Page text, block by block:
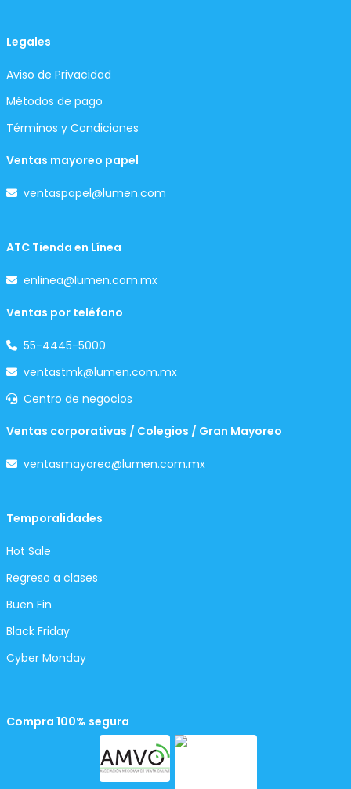
Legales
Aviso de Privacidad
Métodos de pago
Términos y Condiciones
Ventas mayoreo papel
ventaspapel@lumen.com
ATC Tienda en Línea
enlinea@lumen.com.mx
Ventas por teléfono
55-4445-5000
ventastmk@lumen.com.mx
Centro de negocios
Ventas corporativas / Colegios / Gran Mayoreo
ventasmayoreo@lumen.com.mx
Temporalidades
Hot Sale
Regreso a clases
Buen Fin
Black Friday
Cyber Monday
Compra 100% segura